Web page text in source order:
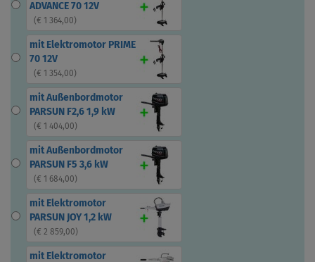
ADVANCE 70 12V
( € 1 364,00)
mit Elektromotor PRIME
70 12V
( € 1 354,00)
mit Außenbordmotor
PARSUN F2,6 1,9 kW
( € 1 404,00)
mit Außenbordmotor
PARSUN F5 3,6 kW
( € 1 684,00)
mit Elektromotor
PARSUN JOY 1,2 kW
( € 2 859,00)
mit Elektromotor